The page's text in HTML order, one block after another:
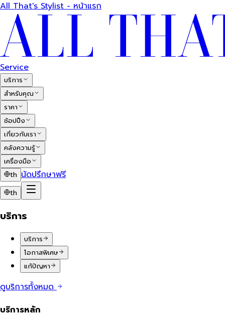
All That's Stylist - หน้าแรก
Service
บริการ
สำหรับคุณ
ราคา
ช้อปปิ้ง
เกี่ยวกับเรา
คลังความรู้
เครื่องมือ
th นัดปรึกษาฟรี
th
บริการ
บริการ
โอกาสพิเศษ
แก้ปัญหา
ดูบริการทั้งหมด
บริการหลัก